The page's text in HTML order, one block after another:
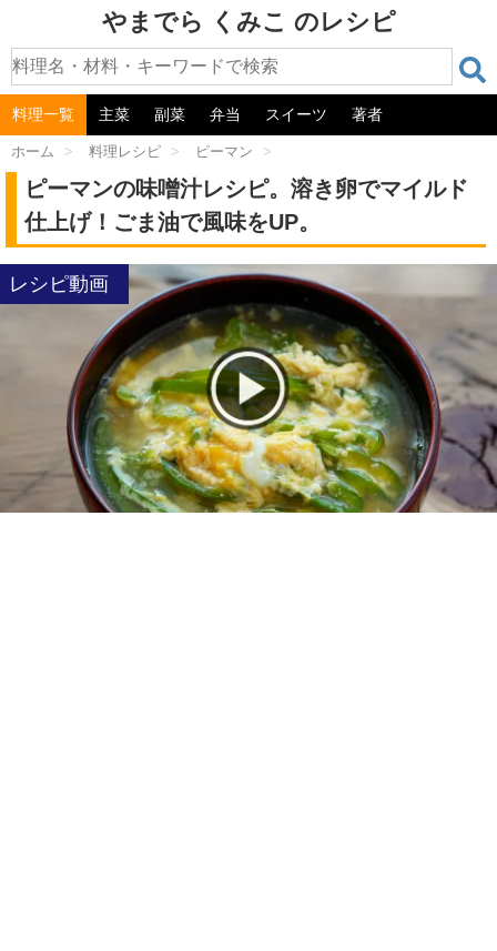
やまでら くみこ のレシピ
料理一覧 主菜 副菜 弁当 スイーツ 著者
ホーム > 料理レシピ > ピーマン >
ピーマンの味噌汁レシピ。溶き卵でマイルド
仕上げ！ごま油で風味をUP。
レシピ動画